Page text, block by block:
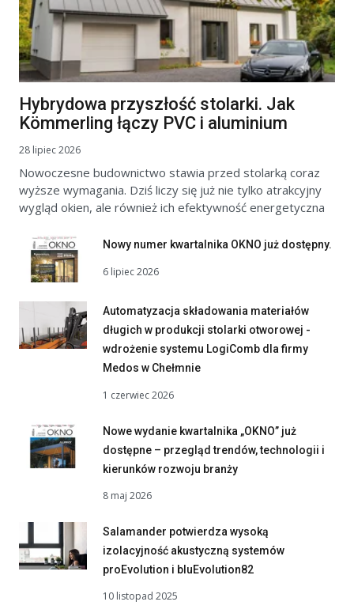
Hybrydowa przyszłość stolarki. Jak
Kömmerling łączy PVC i aluminium
28 lipiec 2026
Nowoczesne budownictwo stawia przed stolarką coraz
wyższe wymagania. Dziś liczy się już nie tylko atrakcyjny
wygląd okien, ale również ich efektywność energetyczna
Nowy numer kwartalnika OKNO już dostępny.
6 lipiec 2026
Automatyzacja składowania materiałów
długich w produkcji stolarki otworowej -
wdrożenie systemu LogiComb dla firmy
Medos w Chełmnie
1 czerwiec 2026
Nowe wydanie kwartalnika „OKNO” już
dostępne – przegląd trendów, technologii i
kierunków rozwoju branży
8 maj 2026
Salamander potwierdza wysoką
izolacyjność akustyczną systemów
proEvolution i bluEvolution82
10 listopad 2025